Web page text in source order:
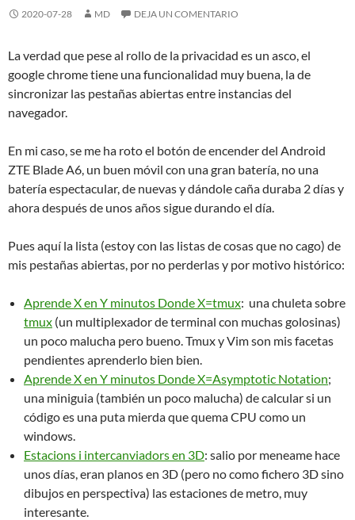
2020-07-28 MD DEJA UN COMENTARIO
La verdad que pese al rollo de la privacidad es un asco, el
google chrome tiene una funcionalidad muy buena, la de
sincronizar las pestañas abiertas entre instancias del
navegador.
En mi caso, se me ha roto el botón de encender del Android
ZTE Blade A6, un buen móvil con una gran batería, no una
batería espectacular, de nuevas y dándole caña duraba 2 días y
ahora después de unos años sigue durando el día.
Pues aquí la lista (estoy con las listas de cosas que no cago) de
mis pestañas abiertas, por no perderlas y por motivo histórico:
Aprende X en Y minutos Donde X=tmux: una chuleta sobre
tmux (un multiplexador de terminal con muchas golosinas)
un poco malucha pero bueno. Tmux y Vim son mis facetas
pendientes aprenderlo bien bien.
Aprende X en Y minutos Donde X=Asymptotic Notation;
una miniguia (también un poco malucha) de calcular si un
código es una puta mierda que quema CPU como un
windows.
Estacions i intercanviadors en 3D: salio por meneame hace
unos días, eran planos en 3D (pero no como fichero 3D sino
dibujos en perspectiva) las estaciones de metro, muy
interesante.